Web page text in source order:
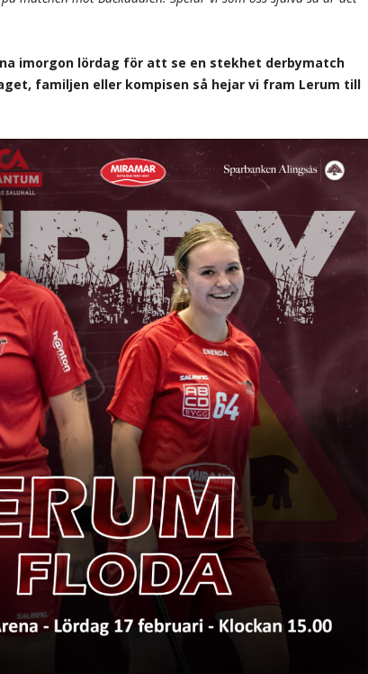
imorgon lördag för att se en stekhet derbymatch
familjen eller kompisen så hejar vi fram Lerum till